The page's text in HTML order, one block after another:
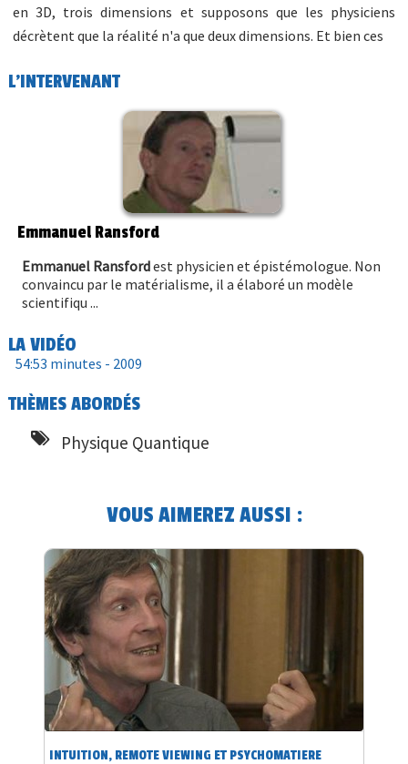
en 3D, trois dimensions et supposons que les physiciens
décrètent que la réalité n'a que deux dimensions. Et bien ces
L'INTERVENANT
Emmanuel Ransford
Emmanuel Ransfordest physicien et épistémologue. Non
convaincu par le matérialisme, il a élaboré un modèle
scientifiqu ...
LA VIDÉO
54:53 minutes - 2009
THÈMES ABORDÉS
Physique Quantique
VOUS AIMEREZ AUSSI :
INTUITION, REMOTE VIEWING ET PSYCHOMATIERE